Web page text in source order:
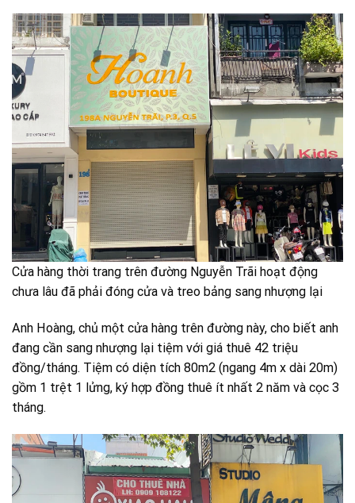
Cửa hàng thời trang trên đường Nguyễn Trãi hoạt động
chưa lâu đã phải đóng cửa và treo bảng sang nhượng lại
Anh Hoàng, chủ một cửa hàng trên đường này, cho biết anh
đang cần sang nhượng lại tiệm với giá thuê 42 triệu
đồng/tháng. Tiệm có diện tích 80m2 (ngang 4m x dài 20m)
gồm 1 trệt 1 lửng, ký hợp đồng thuê ít nhất 2 năm và cọc 3
tháng.